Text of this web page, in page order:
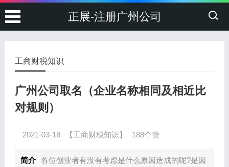
正展-注册广州公司
工商财税知识
广州公司取名（企业名称相同及相近比
对规则）
2021-03-18 【工商财税知识】 188个赞
简介 各位创业者有没有考虑是什么原因造成的呢?是因